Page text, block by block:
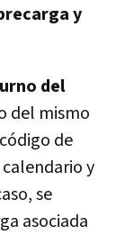
y
del
del mismo
de
y
se
asociada